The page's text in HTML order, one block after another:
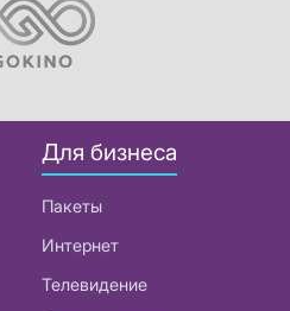
Для бизнеса
Пакеты
Интернет
Телевидение